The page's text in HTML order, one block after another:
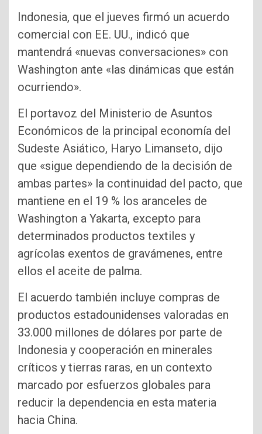
Indonesia, que el jueves firmó un acuerdo
comercial con EE. UU., indicó que
mantendrá «nuevas conversaciones» con
Washington ante «las dinámicas que están
ocurriendo».
El portavoz del Ministerio de Asuntos
Económicos de la principal economía del
Sudeste Asiático, Haryo Limanseto, dijo
que «sigue dependiendo de la decisión de
ambas partes» la continuidad del pacto, que
mantiene en el 19 % los aranceles de
Washington a Yakarta, excepto para
determinados productos textiles y
agrícolas exentos de gravámenes, entre
ellos el aceite de palma.
El acuerdo también incluye compras de
productos estadounidenses valoradas en
33.000 millones de dólares por parte de
Indonesia y cooperación en minerales
críticos y tierras raras, en un contexto
marcado por esfuerzos globales para
reducir la dependencia en esta materia
hacia China.